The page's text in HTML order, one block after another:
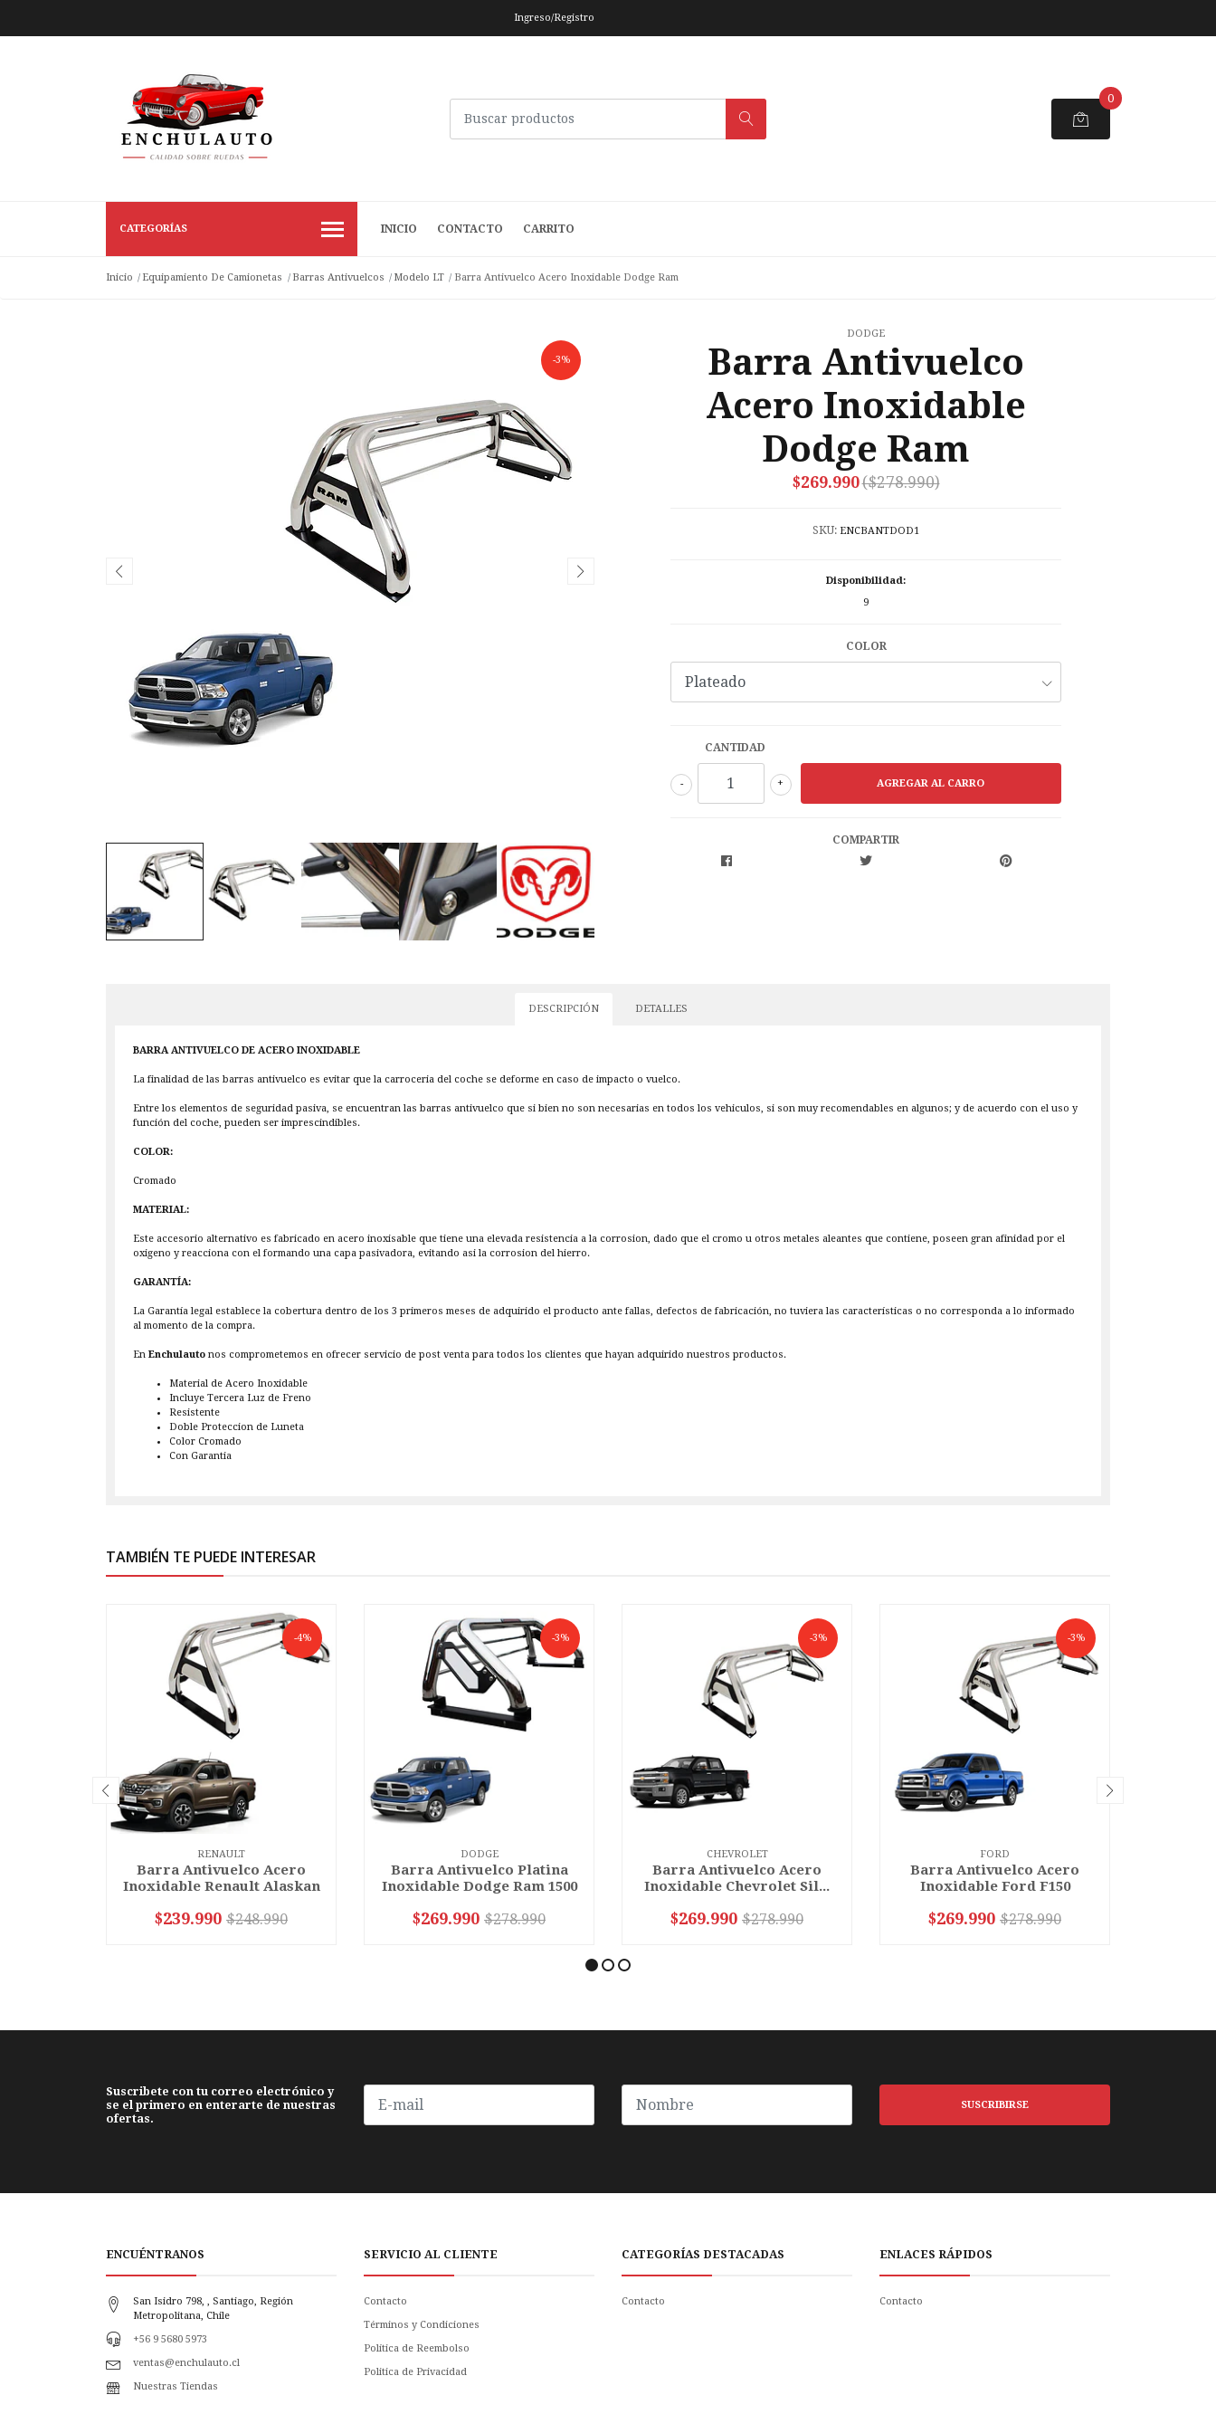
Ingreso/Registro
0
CATEGORÍAS INICIO CONTACTO CARRITO
Inicio Equipamiento De Camionetas Barras Antivuelcos Modelo LT Barra Antivuelco Acero Inoxidable Dodge Ram
-3%
DODGE
Barra Antivuelco
Acero Inoxidable
Dodge Ram
$269.990($278.990)
SKU: ENCBANTDOD1
Disponibilidad:
9
COLOR
CANTIDAD
+
-
COMPARTIR
DESCRIPCIÓN DETALLES
BARRA ANTIVUELCO DE ACERO INOXIDABLE
La finalidad de las barras antivuelco es evitar que la carroceria del coche se deforme en caso de impacto o vuelco.
Entre los elementos de seguridad pasiva, se encuentran las barras antivuelco que si bien no son necesarias en todos los vehiculos, si son muy recomendables en algunos; y de acuerdo con el uso y
función del coche, pueden ser imprescindibles.
COLOR:
Cromado
MATERIAL:
Este accesorio alternativo es fabricado en acero inoxisable que tiene una elevada resistencia a la corrosion, dado que el cromo u otros metales aleantes que contiene, poseen gran afinidad por el
oxigeno y reacciona con el formando una capa pasivadora, evitando asi la corrosion del hierro.
GARANTÍA:
La Garantía legal establece la cobertura dentro de los 3 primeros meses de adquirido el producto ante fallas, defectos de fabricación, no tuviera las características o no corresponda a lo informado
al momento de la compra.
En Enchulauto nos comprometemos en ofrecer servicio de post venta para todos los clientes que hayan adquirido nuestros productos.
Material de Acero Inoxidable
Incluye Tercera Luz de Freno
Resistente
Doble Proteccion de Luneta
Color Cromado
Con Garantia
TAMBIÉN TE PUEDE INTERESAR
-4%
RENAULT
Barra Antivuelco Acero
Inoxidable Renault Alaskan
VER OPCIONES
$239.990 $248.990
-3%
DODGE
Barra Antivuelco Platina
Inoxidable Dodge Ram 1500
VER OPCIONES
$269.990 $278.990
-3%
CHEVROLET
Barra Antivuelco Acero
Inoxidable Chevrolet Sil...
VER OPCIONES
$269.990 $278.990
-3%
FORD
Barra Antivuelco Acero
Inoxidable Ford F150
VER OPCIONES
$269.990 $278.990
Suscribete con tu correo electrónico y
se el primero en enterarte de nuestras
ofertas.
SUSCRIBIRSE
ENCUÉNTRANOS
San Isidro 798, , Santiago, Región
Metropolitana, Chile
+56 9 5680 5973
ventas@enchulauto.cl
Nuestras Tiendas
SERVICIO AL CLIENTE
Contacto
Términos y Condiciones
Política de Reembolso
Politica de Privacidad
CATEGORÍAS DESTACADAS
Contacto
ENLACES RÁPIDOS
Contacto